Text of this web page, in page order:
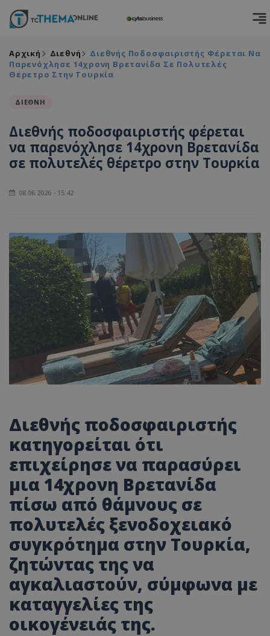
Αρχική Διεθνή
Διεθνής Ποδοσφαιριστής Φέρεται Να
Παρενόχλησε 14χρονη Βρετανίδα Σε Πολυτελές
Θέρετρο Στην Τουρκία
ΔΙΕΘΝΗ
Διεθνής ποδοσφαιριστής φέρεται
να παρενόχλησε 14χρονη Βρετανίδα
σε πολυτελές θέρετρο στην Τουρκία
08.06.2026 - 15:42
Διεθνής ποδοσφαιριστής
κατηγορείται ότι
επιχείρησε να παρασύρει
μια 14χρονη Βρετανίδα
πίσω από θάμνους σε
πολυτελές ξενοδοχειακό
συγκρότημα στην Τουρκία,
ζητώντας της να
αγκαλιαστούν, σύμφωνα με
καταγγελίες της
οικογένειάς της.